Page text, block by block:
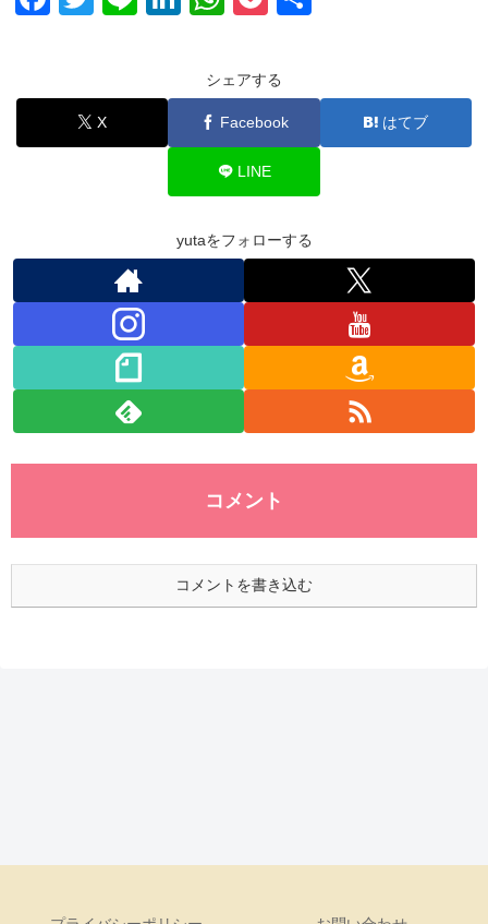
e
b
er
e
dI
at
s
A
p
p
ck
et
シェアする
X Facebook はてブ
LINE
yutaをフォローする
コメント
コメントを書き込む